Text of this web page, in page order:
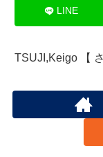
LINE
TSUJI,Keigo 【